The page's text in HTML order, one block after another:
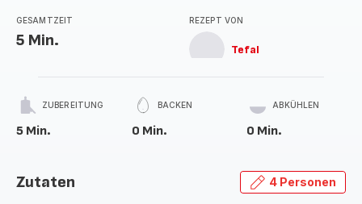
GESAMTZEIT
5 Min.
REZEPT VON
Tefal
ZUBEREITUNG
5 Min.
BACKEN
0 Min.
ABKÜHLEN
0 Min.
Zutaten 4 Personen